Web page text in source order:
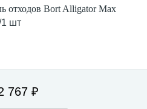
отходов Bort Alligator Max
1 шт
767 ₽